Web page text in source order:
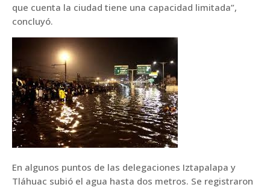
que cuenta la ciudad tiene una capacidad limitada”,
concluyó.
En algunos puntos de las delegaciones Iztapalapa y
Tláhuac subió el agua hasta dos metros. Se registraron